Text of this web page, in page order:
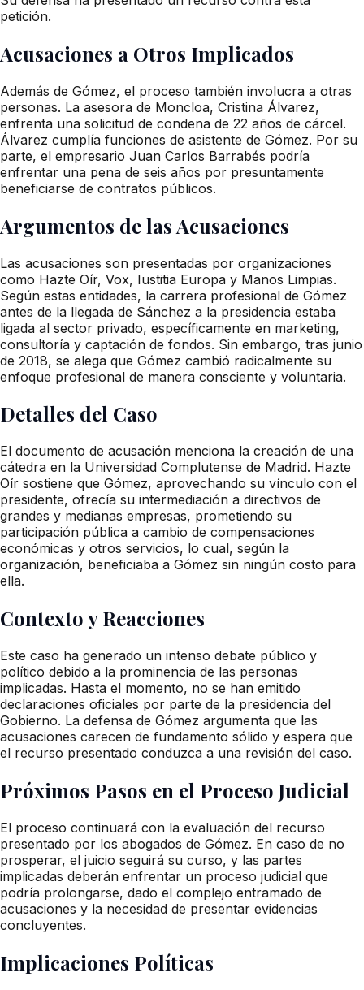
petición.
Acusaciones a Otros Implicados
Además de Gómez, el proceso también involucra a otras
personas. La asesora de Moncloa, Cristina Álvarez,
enfrenta una solicitud de condena de 22 años de cárcel.
Álvarez cumplía funciones de asistente de Gómez. Por su
parte, el empresario Juan Carlos Barrabés podría
enfrentar una pena de seis años por presuntamente
beneficiarse de contratos públicos.
Argumentos de las Acusaciones
Las acusaciones son presentadas por organizaciones
como Hazte Oír, Vox, Iustitia Europa y Manos Limpias.
Según estas entidades, la carrera profesional de Gómez
antes de la llegada de Sánchez a la presidencia estaba
ligada al sector privado, específicamente en marketing,
consultoría y captación de fondos. Sin embargo, tras junio
de 2018, se alega que Gómez cambió radicalmente su
enfoque profesional de manera consciente y voluntaria.
Detalles del Caso
El documento de acusación menciona la creación de una
cátedra en la Universidad Complutense de Madrid. Hazte
Oír sostiene que Gómez, aprovechando su vínculo con el
presidente, ofrecía su intermediación a directivos de
grandes y medianas empresas, prometiendo su
participación pública a cambio de compensaciones
económicas y otros servicios, lo cual, según la
organización, beneficiaba a Gómez sin ningún costo para
ella.
Contexto y Reacciones
Este caso ha generado un intenso debate público y
político debido a la prominencia de las personas
implicadas. Hasta el momento, no se han emitido
declaraciones oficiales por parte de la presidencia del
Gobierno. La defensa de Gómez argumenta que las
acusaciones carecen de fundamento sólido y espera que
el recurso presentado conduzca a una revisión del caso.
Próximos Pasos en el Proceso Judicial
El proceso continuará con la evaluación del recurso
presentado por los abogados de Gómez. En caso de no
prosperar, el juicio seguirá su curso, y las partes
implicadas deberán enfrentar un proceso judicial que
podría prolongarse, dado el complejo entramado de
acusaciones y la necesidad de presentar evidencias
concluyentes.
Implicaciones Políticas